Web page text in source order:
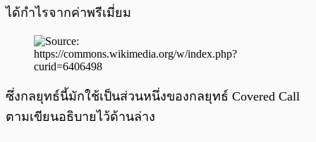
ได้กำไรจากค่าพรีเมี่ยม
ซึ่งกลยุทธ์นี้มักใช้เป็นส่วนหนึ่งของกลยุทธ์ Covered Call
ตามเขียนอธิบายไว้ด้านล่าง